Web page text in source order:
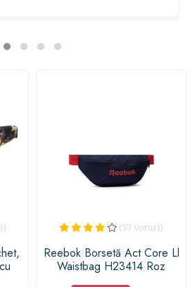
mai sta pe gânduri și surprinde-
(57 voturi)
Reebok Borsetă Act Core Ll
Waistbag H23414 Roz